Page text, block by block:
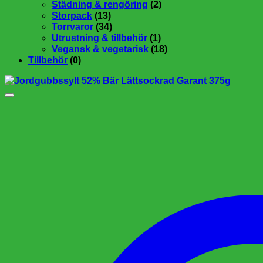
Städning & rengöring (2)
Storpack (13)
Torrvaror (34)
Utrustning & tillbehör (1)
Vegansk & vegetarisk (18)
Tillbehör (0)